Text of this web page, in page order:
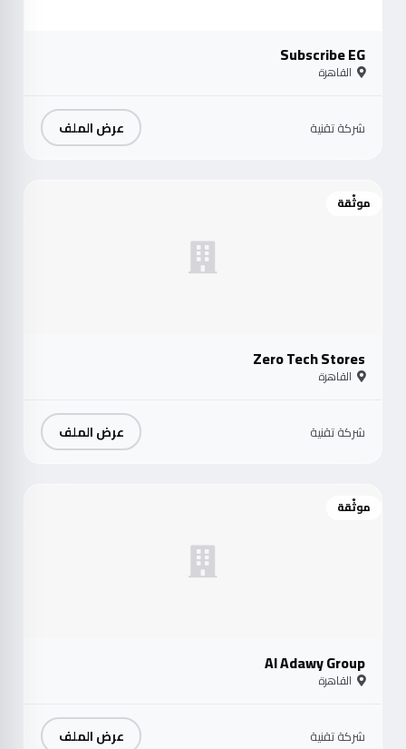
Subscribe EG
القاهرة
شركة تقنية عرض الملف
موثّقة
Zero Tech Stores
القاهرة
شركة تقنية عرض الملف
موثّقة
Al Adawy Group
القاهرة
شركة تقنية عرض الملف